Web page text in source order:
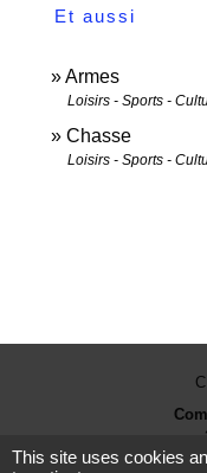
Et aussi
Armes
Loisirs - Sports -
Chasse
Loisirs - Sports -
This site uses cookies